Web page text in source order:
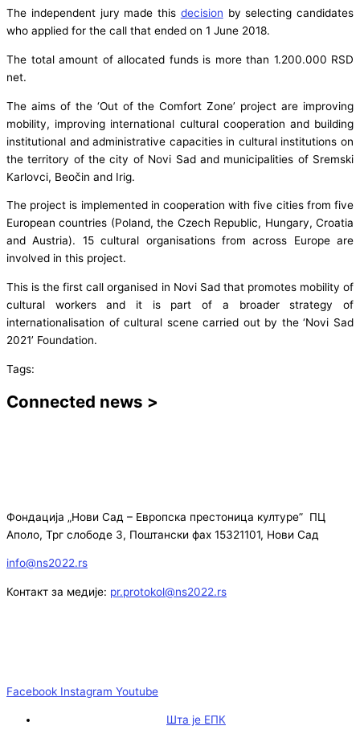
The independent jury made this decision by selecting candidates
who applied for the call that ended on 1 June 2018.
The total amount of allocated funds is more than 1.200.000 RSD
net.
The aims of the ‘Out of the Comfort Zone’ project are improving
mobility, improving international cultural cooperation and building
institutional and administrative capacities in cultural institutions on
the territory of the city of Novi Sad and municipalities of Sremski
Karlovci, Beočin and Irig.
The project is implemented in cooperation with five cities from five
European countries (Poland, the Czech Republic, Hungary, Croatia
and Austria). 15 cultural organisations from across Europe are
involved in this project.
This is the first call organised in Novi Sad that promotes mobility of
cultural workers and it is part of a broader strategy of
internationalisation of cultural scene carried out by the ‘Novi Sad
2021’ Foundation.
Tags:
Connected news >
Фондација „Нови Сад – Европска престоница културе” ПЦ
Аполо, Трг слободе 3, Поштански фах 15321101, Нови Сад
info@ns2022.rs
Контакт за медије: pr.protokol@ns2022.rs
Facebook Instagram Youtube
Шта је ЕПК